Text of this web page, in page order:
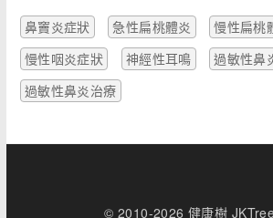
鼻竇炎症狀 急性扁桃體炎
慢性扁桃
慢性咽炎症狀
神經性耳鳴
過敏性鼻
過敏性鼻炎治療
© 2010-2026 健康樹